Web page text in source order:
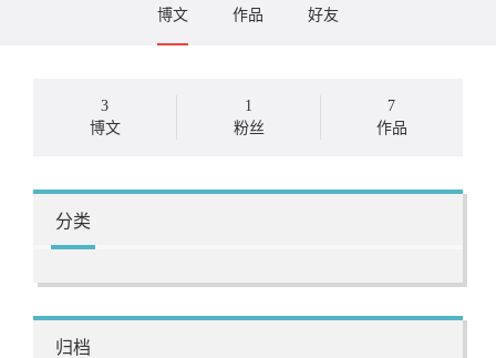
博文 作品 好友
3
博文
1
粉丝
7
作品
分类
归档